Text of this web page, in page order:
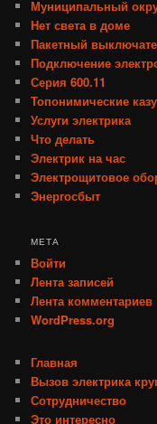
Муниципальный
Нет света в доме
Пакетный
Подключение
Серия 600.11
Топонимические
Услуги электрика
Что делать
Электрик на час
Электрощитовое
Энергосбыт
МЕТА
Войти
Лента записей
Лента комментариев
WordPress.org
Главная
Вызов электрика
Сотрудничество
Это интересно